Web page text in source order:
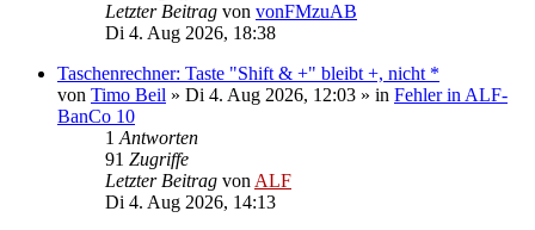
Letzter Beitrag von vonFMzuAB
Di 4. Aug 2026, 18:38
Taschenrechner: Taste "Shift & +" bleibt +, nicht *
von Timo Beil » Di 4. Aug 2026, 12:03 » in Fehler in ALF-
BanCo 10
1 Antworten
91 Zugriffe
Letzter Beitrag von ALF
Di 4. Aug 2026, 14:13